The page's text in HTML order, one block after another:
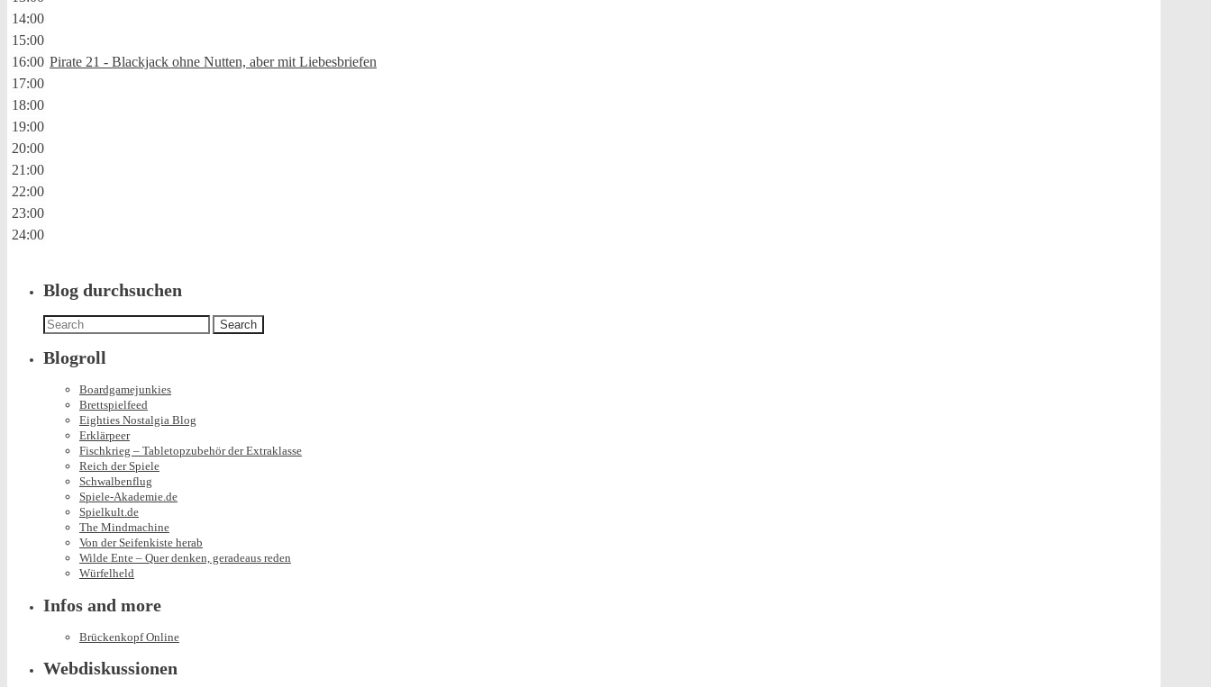
14:00
15:00
16:00 Pirate 21 - Blackjack ohne Nutten, aber mit Liebesbriefen
17:00
18:00
19:00
20:00
21:00
22:00
23:00
24:00
Blog durchsuchen
Search
for:
Blogroll
Boardgamejunkies
Brettspielfeed
Eighties Nostalgia Blog
Erklärpeer
Fischkrieg – Tabletopzubehör der Extraklasse
Reich der Spiele
Schwalbenflug
Spiele-Akademie.de
Spielkult.de
The Mindmachine
Von der Seifenkiste herab
Wilde Ente – Quer denken, geradeaus reden
Würfelheld
Infos and more
Brückenkopf Online
Webdiskussionen